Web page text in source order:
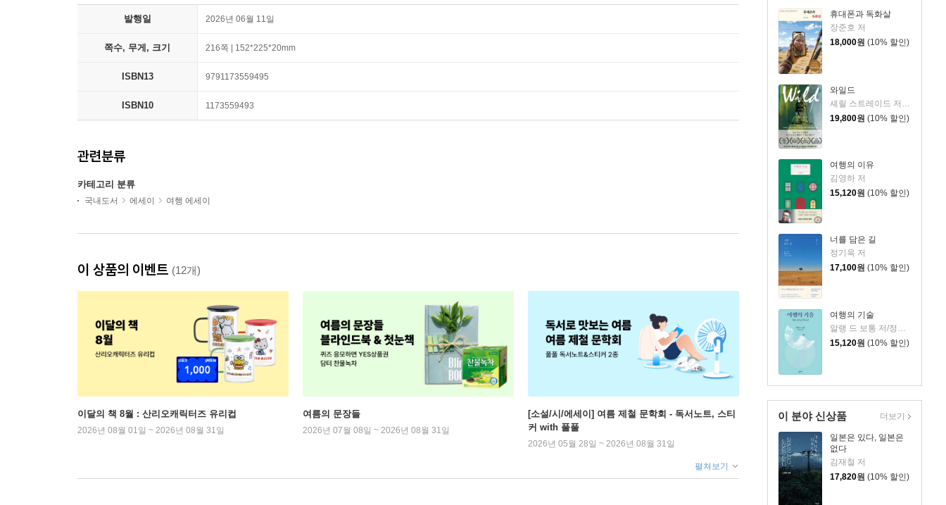
휴대폰과 독화살
장준호 저
18,000원 (10% 할인)
와일드
셰릴 스트레이드 저/우진하 역
19,800원 (10% 할인)
여행의 이유
김영하 저
15,120원 (10% 할인)
너를 담은 길
정기욱 저
17,100원 (10% 할인)
여행의 기술
알랭 드 보통 저/정영목 역
15,120원 (10% 할인)
이 분야 신상품
일본은 있다, 일본은
없다
김재철 저
17,820원 (10% 할인)
더보기
발행일 2026년 06월 11일
쪽수, 무게, 크기 216쪽 | 152*225*20mm
ISBN13 9791173559495
ISBN10 1173559493
관련분류
카테고리 분류
국내도서 에세이 여행 에세이
이 상품의 이벤트 (12개)
이달의 책 8월 : 산리오캐릭터즈 유리컵
2026년 08월 01일 ~ 2026년 08월 31일
여름의 문장들
2026년 07월 08일 ~ 2026년 08월 31일
[소설/시/에세이] 여름 제철 문학회 - 독서노트, 스티
커 with 풀풀
2026년 05월 28일 ~ 2026년 08월 31일
펼쳐보기